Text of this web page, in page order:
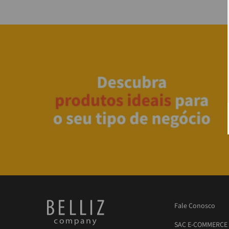
Fale Conosco
SAC E-